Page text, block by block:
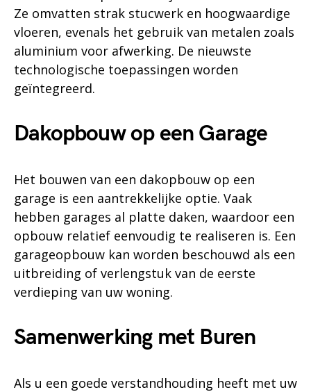
Ze omvatten strak stucwerk en hoogwaardige
vloeren, evenals het gebruik van metalen zoals
aluminium voor afwerking. De nieuwste
technologische toepassingen worden
geïntegreerd.
Dakopbouw op een Garage
Het bouwen van een dakopbouw op een
garage is een aantrekkelijke optie. Vaak
hebben garages al platte daken, waardoor een
opbouw relatief eenvoudig te realiseren is. Een
garageopbouw kan worden beschouwd als een
uitbreiding of verlengstuk van de eerste
verdieping van uw woning.
Samenwerking met Buren
Als u een goede verstandhouding heeft met uw